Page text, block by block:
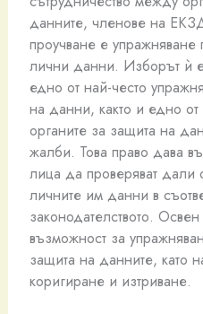
данните, членове на
проучване е
лични данни. Изборът ѝ
едно от най-често
на данни, както и едно от
органите за защита на
жалби. Това право дава
лица да проверяват дали
личните им данни в
законодателството.
възможност за
защита на данните, като
коригиране и изтриване.